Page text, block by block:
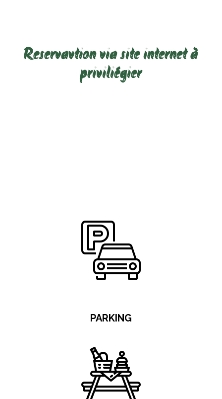
Reservavtion via site internet à
priviliégier
0
PARKING